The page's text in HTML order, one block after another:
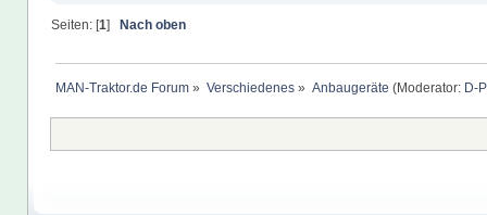
Seiten: [1] Nach oben
MAN-Traktor.de Forum » Verschiedenes » Anbaugeräte (Moderator: D-